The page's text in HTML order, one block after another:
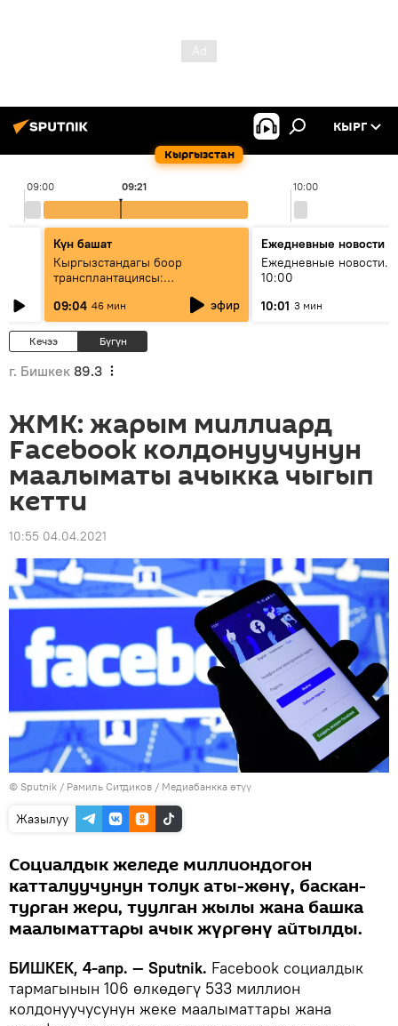
Кыргызстан
КЫРГ
09:00 10:00
09:21
Күн башат
Кыргызстандагы боор
трансплантациясы:
жетишкендиктер жана өнүгүү
келечеги
09:04 46 мин эфир
Ежедневные новости
Ежедневные новости.
10:00
10:01 3 мин
Кечээ Бүгүн
г. Бишкек 89.3
ЖМК: жарым миллиард
Facebook колдонуучунун
маалыматы ачыкка чыгып
кетти
10:55 04.04.2021
© Sputnik / Рамиль Ситдиков / Медиабанкка өтүү
Жазылуу
Социалдык желеде миллиондогон
катталуучунун толук аты-жөнү, баскан-
турган жери, туулган жылы жана башка
маалыматтары ачык жүргөнү айтылды.
БИШКЕК, 4-апр. — Sputnik. Facebook социалдык
тармагынын 106 өлкөдөгү 533 миллион
колдонуучусунун жеке маалыматтары жана